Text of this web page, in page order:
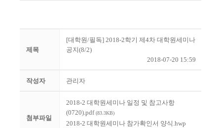
제목
[대학원/필독] 2018-2학기 제4차 대학원세미나
공지(8/2)
2018-07-20 15:59
작성자 관리자
첨부파일
2018-2 대학원세미나 일정 및 참고사항
(0720).pdf(83.3KB)
2018-2 대학원세미나 참가확인서 양식.hwp